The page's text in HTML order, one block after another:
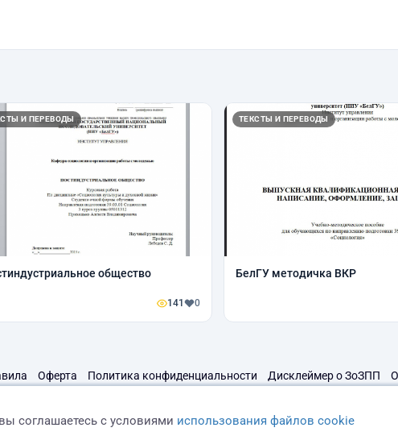
И ПЕРЕВОДЫ
общество
141 0
ТЕКСТЫ И ПЕРЕВОДЫ
БелГУ методичка ВКР
Оферта Политика конфиденциальности Дисклеймер о ЗоЗПП
соглашаетесь с условиями использования файлов cookie